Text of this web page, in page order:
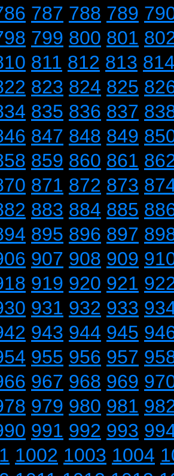
787 788 789
799 800 801
811 812 813
823 824 825
835 836 837
847 848 849
859 860 861
871 872 873
883 884 885
895 896 897
907 908 909
919 920 921
931 932 933
943 944 945
955 956 957
967 968 969
979 980 981
991 992 993
1002 1003 1004